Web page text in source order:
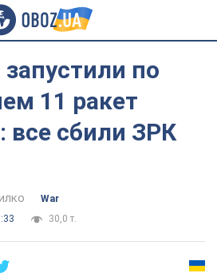
по
11 ракет
все сбили ЗРК
War
30,0 т.